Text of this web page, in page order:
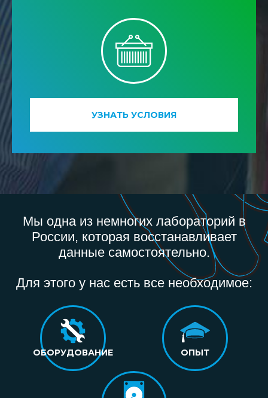
УЗНАТЬ УСЛОВИЯ
Мы одна из немногих лабораторий в
России, которая восстанавливает
данные самостоятельно.
Для этого у нас есть все необходимое:
ОБОРУДОВАНИЕ ОПЫТ